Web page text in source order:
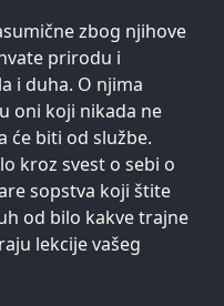
zbog njihove
prirodu i
i duha. O njima
oni koji nikada ne
će biti od službe.
kroz svest o sebi o
sopstva koji štite
od bilo kakve trajne
lekcije vašeg